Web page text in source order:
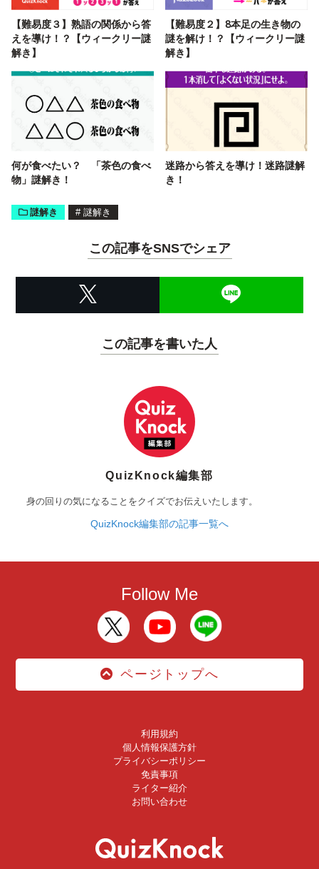
【難易度３】熟語の関係から答
えを導け！？【ウィークリー謎
解き】
【難易度２】8本足の生き物の
謎を解け！？【ウィークリー謎
解き】
何が食べたい？ 「茶色の食べ
物」謎解き！
迷路から答えを導け！迷路謎解
き！
謎解き # 謎解き
この記事をSNSでシェア
この記事を書いた人
QuizKnock編集部
身の回りの気になることをクイズでお伝えいたします。
QuizKnock編集部の記事一覧へ
Follow Me
ページトップへ
利用規約
個人情報保護方針
プライバシーポリシー
免責事項
ライター紹介
お問い合わせ